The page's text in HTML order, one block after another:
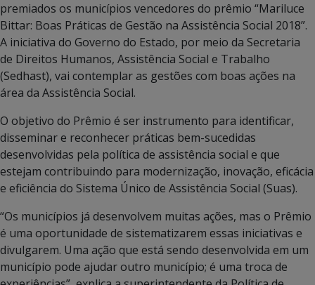
premiados os municípios vencedores do prêmio “Mariluce
Bittar: Boas Práticas de Gestão na Assistência Social 2018”.
A iniciativa do Governo do Estado, por meio da Secretaria
de Direitos Humanos, Assistência Social e Trabalho
(Sedhast), vai contemplar as gestões com boas ações na
área da Assistência Social.
O objetivo do Prêmio é ser instrumento para identificar,
disseminar e reconhecer práticas bem-sucedidas
desenvolvidas pela política de assistência social e que
estejam contribuindo para modernização, inovação, eficácia
e eficiência do Sistema Único de Assistência Social (Suas).
“Os municípios já desenvolvem muitas ações, mas o Prêmio
é uma oportunidade de sistematizarem essas iniciativas e
divulgarem. Uma ação que está sendo desenvolvida em um
município pode ajudar outro município; é uma troca de